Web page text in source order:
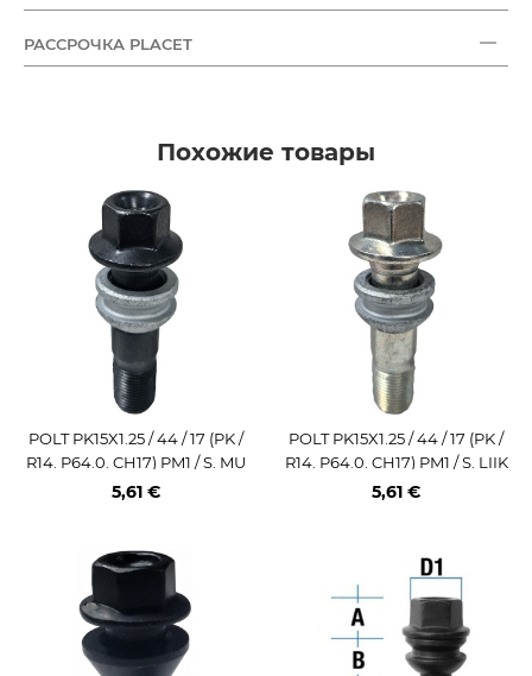
РАССРОЧКА PLACET
Похожие товары
POLT PK15X1.25 / 44 / 17 (PK /
R14. P64.0. CH17) PM1 / S. MU
ST. LIIKUV SEIB (MER)
5,61 €
POLT PK15X1.25 / 44 / 17 (PK /
R14. P64.0. CH17) PM1 / S. LIIK
UV SEIB (MER)
5,61 €